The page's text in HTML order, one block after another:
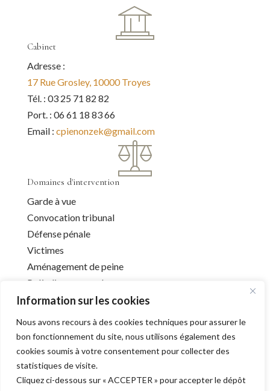
Information sur les cookies
Nous avons recours à des cookies techniques pour assurer le
bon fonctionnement du site, nous utilisons également des
cookies soumis à votre consentement pour collecter des
statistiques de visite.
Cliquez ci-dessous sur « ACCEPTER » pour accepter le dépôt
Cabinet
Adresse :
17 Rue Grosley, 10000 Troyes
Tél. : 03 25 71 82 82
Port. : 06 61 18 83 66
Email : cpienonzek@gmail.com
Domaines d'intervention
Garde à vue
Convocation tribunal
Défense pénale
Victimes
Aménagement de peine
Préjudice corporel
Infos utiles
Liens utiles
Mentions légales
Déontologie